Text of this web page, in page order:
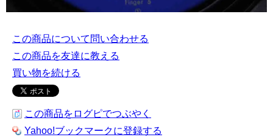
この商品について問い合わせる
この商品を友達に教える
買い物を続ける
この商品をログピでつぶやく
Yahoo!ブックマークに登録する